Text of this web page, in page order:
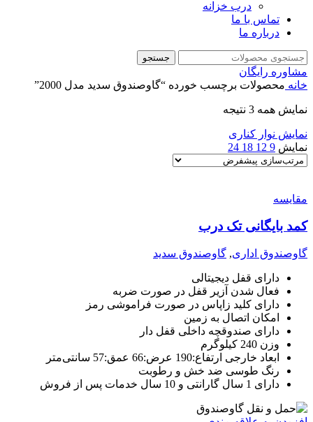
درب خزانه
تماس با ما
درباره ما
جستجو
مشاوره رایگان
خانه محصولات برچسب خورده “گاوصندوق سدید مدل 2000”
نمایش همه 3 نتیجه
نمایش نوار کناری
نمایش 9
12
18
24
مقايسه
کمد بایگانی تک درب
گاوصندوق اداری, گاوصندوق سدید
دارای قفل دیجیتالی
فعال شدن آزیر قفل در صورت ضربه
دارای کلید زاپاس در صورت فراموشی رمز
امکان اتصال به زمین
دارای صندوقچه داخلی قفل دار
وزن 240 کیلوگرم
ابعاد خارجی ارتفاع:190 عرض:66 عمق:57 سانتی‌متر
رنگ طوسی ضد خش و رطوبت
دارای 1 سال گارانتی و 10 سال خدمات پس از فروش